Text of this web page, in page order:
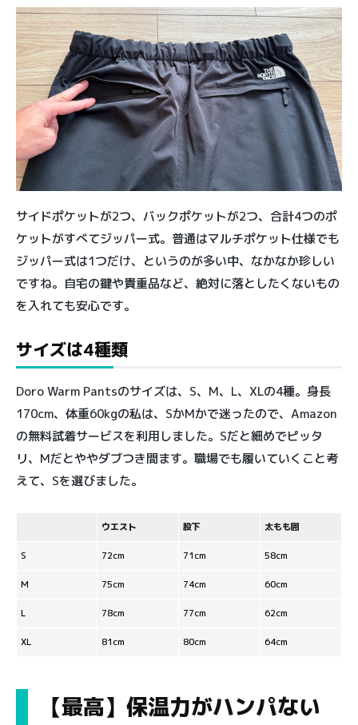
サイドポケットが2つ、バックポケットが2つ、合計4つのポ
ケットがすべてジッパー式。普通はマルチポケット仕様でも
ジッパー式は1つだけ、というのが多い中、なかなか珍しい
ですね。自宅の鍵や貴重品など、絶対に落としたくないもの
を入れても安心です。
サイズは4種類
Doro Warm Pantsのサイズは、S、M、L、XLの4種。身長
170cm、体重60kgの私は、SかMかで迷ったので、Amazon
の無料試着サービスを利用しました。Sだと細めでピッタ
リ、Mだとややダブつき間ます。職場でも履いていくこと考
えて、Sを選びました。
ウエスト 股下 太もも囲
S 72cm 71cm 58cm
M 75cm 74cm 60cm
L 78cm 77cm 62cm
XL 81cm 80cm 64cm
【最高】保温力がハンパない